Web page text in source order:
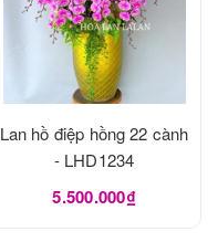
Lan hồ điệp hồng 22 cành
- LHD1234
5.500.000₫